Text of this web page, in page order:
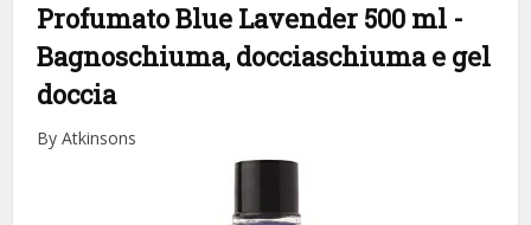
Profumato Blue Lavender 500 ml -
Bagnoschiuma, docciaschiuma e gel
doccia
By Atkinsons